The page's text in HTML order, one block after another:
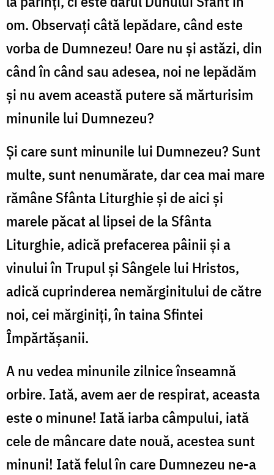
om. Observaţi câtă lepădare, când este
vorba de Dumnezeu! Oare nu şi astăzi, din
când în când sau adesea, noi ne lepădăm
şi nu avem această putere să mărturisim
minunile lui Dumnezeu?
Şi care sunt minunile lui Dumnezeu? Sunt
multe, sunt nenumărate, dar cea mai mare
rămâne Sfânta Liturghie şi de aici şi
marele păcat al lipsei de la Sfânta
Liturghie, adică prefacerea pâinii şi a
vinului în Trupul şi Sângele lui Hristos,
adică cuprinderea nemărginitului de către
noi, cei mărginiţi, în taina Sfintei
Împărtăşanii.
A nu vedea minunile zilnice înseamnă
orbire. Iată, avem aer de respirat, aceasta
este o minune! Iată iarba câmpului, iată
cele de mâncare date nouă, acestea sunt
minuni! Iată felul în care Dumnezeu ne-a